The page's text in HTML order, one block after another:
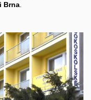
Brna